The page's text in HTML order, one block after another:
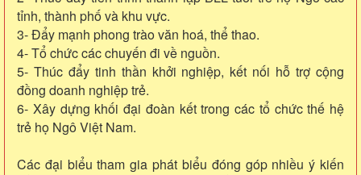
tỉnh, thành phố và khu vực.
3- Đẩy mạnh phong trào văn hoá, thể thao.
4- Tổ chức các chuyến đi về nguồn.
5- Thúc đẩy tinh thần khởi nghiệp, kết nối hỗ trợ cộng
đồng doanh nghiệp trẻ.
6- Xây dựng khối đại đoàn kết trong các tổ chức thế hệ
trẻ họ Ngô Việt Nam.
Các đại biểu tham gia phát biểu đóng góp nhiều ý kiến